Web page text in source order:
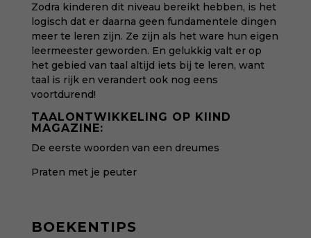
Zodra kinderen dit niveau bereikt hebben, is het
logisch dat er daarna geen fundamentele dingen
meer te leren zijn. Ze zijn als het ware hun eigen
leermeester geworden. En gelukkig valt er op
het gebied van taal altijd iets bij te leren, want
taal is rijk en verandert ook nog eens
voortdurend!
TAALONTWIKKELING OP KIIND
MAGAZINE:
De eerste woorden van een dreumes
Praten met je peuter
BOEKENTIPS